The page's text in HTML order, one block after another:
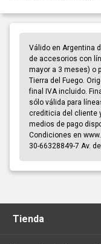
Válido en Argentina
de accesorios con
mayor a 3 meses) o
Tierra del Fuego.
final IVA incluido.
sólo válida para
crediticia del cliente
medios de pago
Condiciones en
30-66328849-7 Av.
Tienda